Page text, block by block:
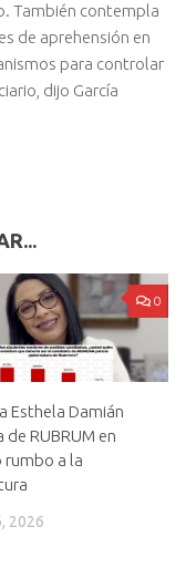
También contempla
de aprehensión en
para controlar
dijo García
0
Esthela Damián
de RUBRUM en
rumbo a la
2026